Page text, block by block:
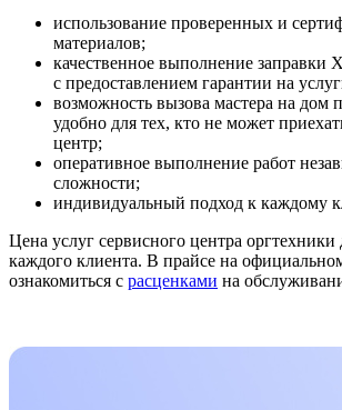
использование проверенных и
материалов;
качественное выполнение заправки
с предоставлением гарантии на
возможность вызова мастера на дом
удобно для тех, кто не может
центр;
оперативное выполнение работ
сложности;
индивидуальный подход к каждому
Цена услуг сервисного центра оргтехники
каждого клиента. В прайсе на
ознакомиться с расценками на